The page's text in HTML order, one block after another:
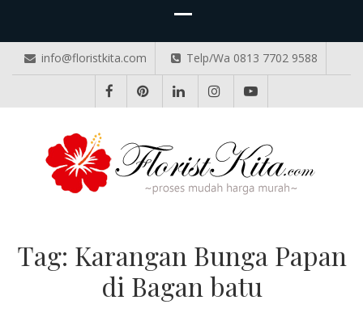
info@floristkita.com Telp/Wa 0813 7702 9588
Tag: Karangan Bunga Papan
di Bagan batu